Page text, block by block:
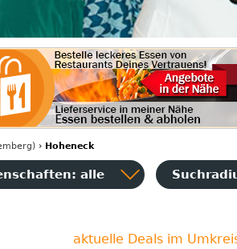
› Hoheneck
alle
aktuelle Deals im